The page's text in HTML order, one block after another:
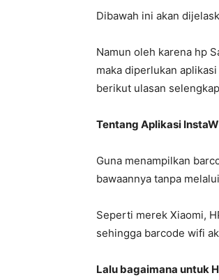
Dibawah ini akan
Namun oleh karena hp
maka diperlukan
berikut ulasan
Tentang Aplikasi
Guna menampilkan
bawaannya tanpa
Seperti merek Xiaomi,
sehingga barcode wifi
Lalu bagaimana untuk